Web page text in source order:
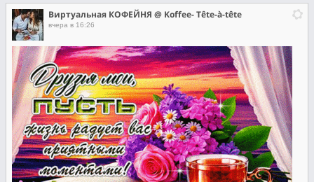
Виртуальная КОФЕЙНЯ @ Koffee- Tête-à-tête
вчера в 16:26